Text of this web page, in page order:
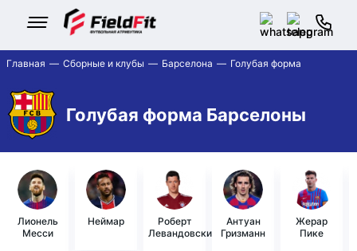
Главная Сборные и клубы Барселона Голубая форма
Голубая форма Барселоны
Лионель
Месси
Неймар
Роберт
Левандовский
Антуан
Гризманн
Жерар
Пике